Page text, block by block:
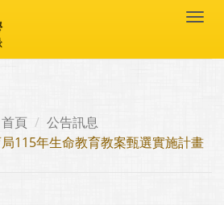
首頁
公告訊息
115年生命教育教案甄選實施計畫